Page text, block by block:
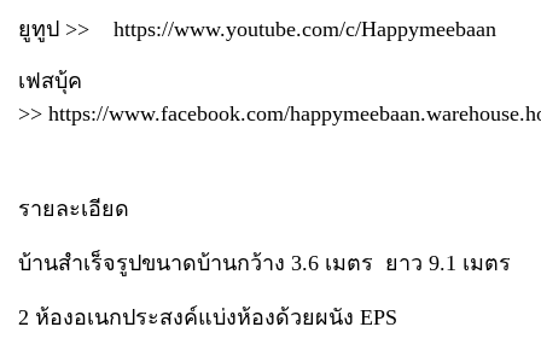
ยูทูป >> https://www.youtube.com/c/Happymeebaan
เฟสบุ้ค
>> https://www.facebook.com/
รายละเอียด
บ้านสำเร็จรูปขนาดบ้านกว้าง 3.6 เมตร ยาว 9.1 เมตร
2 ห้องอเนกประสงค์แบ่งห้องด้วยผนัง EPS